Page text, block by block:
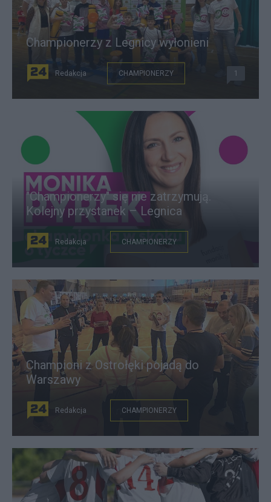
Championerzy z Legnicy wyłonieni
Redakcja CHAMPIONERZY 1
"Championerzy" się nie zatrzymują.
Kolejny przystanek – Legnica
Redakcja CHAMPIONERZY
Championi z Ostrołęki pojadą do
Warszawy
Redakcja CHAMPIONERZY